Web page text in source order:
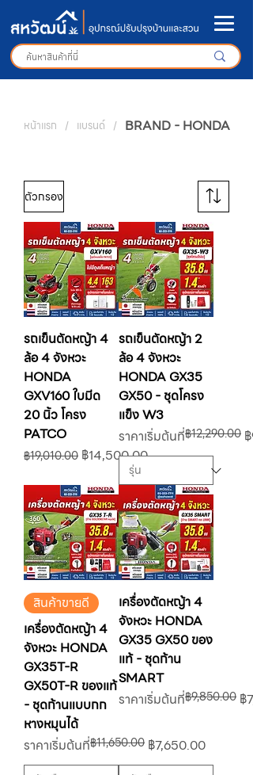
หน้าแรก / แบรนด์ / BRAND - HONDA
ตัวกรอง
รถเข็นตัดหญ้า 4
ล้อ 4 จังหวะ
HONDA
GXV160 ใบมีด
20 นิ้ว โครง
PATCO
ราคาปกติ
฿19,010.00 ราคาขายลด
฿14,500.00
รถเข็นตัดหญ้า 2
ล้อ 4 จังหวะ
HONDA GX35
GX50 - ชุดโครง
แข็ง W3
ราคาเริ่มต้นที่
ราคาปกติ ฿12,290.00
ราคาขายลด
สินค้าขายดี
เครื่องตัดหญ้า 4
จังหวะ HONDA
GX35T-R
GX50T-R ของแท้
- ชุดก้านแบบกก
หางหมุนได้
ราคาเริ่มต้นที่
ราคาปกติ ฿11,650.00 ฿7,650.00
ราคาขายลด
เครื่องตัดหญ้า 4
จังหวะ HONDA
GX35 GX50 ของ
แท้ - ชุดก้าน
SMART
ราคาเริ่มต้นที่
ราคาปกติ ฿9,850.00 ฿
ราคาขายลด